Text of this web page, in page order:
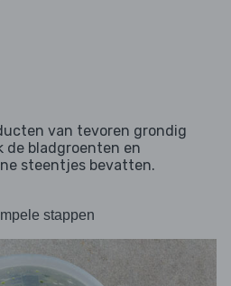
van tevoren grondig
de bladgroenten en
steentjes bevatten.
stappen